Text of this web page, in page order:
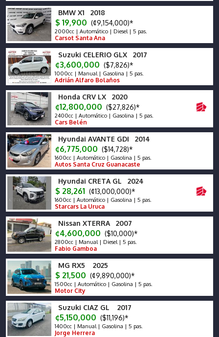
BMW X1 2018
$ 19,900 (¢9,154,000)*
2000cc | Automático | Diesel | 5 pas.
Carsot Santa Ana
Suzuki CELERIO GLX 2017
¢3,600,000 ($7,826)*
1000cc | Manual | Gasolina | 5 pas.
Adrián Alfaro Bolaños
Honda CRV LX 2020
¢12,800,000 ($27,826)*
2400cc | Automático | Gasolina | 5 pas.
Cars Belén
Hyundai AVANTE GDI 2014
¢6,775,000 ($14,728)*
1600cc | Automático | Gasolina | 5 pas.
Autos Santa Cruz Guanacaste
Hyundai CRETA GL 2024
$ 28,261 (¢13,000,000)*
1600cc | Automático | Gasolina | 5 pas.
Starcars La Uruca
Nissan XTERRA 2007
¢4,600,000 ($10,000)*
2800cc | Manual | Diesel | 5 pas.
Fabio Gamboa
MG RX5 2025
$ 21,500 (¢9,890,000)*
1500cc | Automático | Gasolina | 5 pas.
Motor City
Suzuki CIAZ GL 2017
¢5,150,000 ($11,196)*
1400cc | Manual | Gasolina | 5 pas.
Jorge Herrera